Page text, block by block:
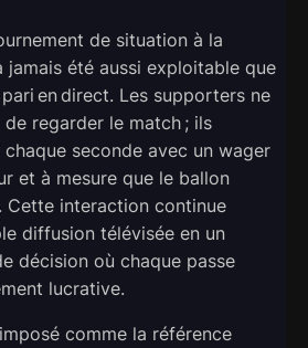
de situation à la
jamais été aussi exploitable que
en direct. Les supporters ne
regarder le match ; ils
seconde avec un wager
et à mesure que le ballon
Cette interaction continue
diffusion télévisée en un
décision où chaque passe
lucrative.
comme la référence